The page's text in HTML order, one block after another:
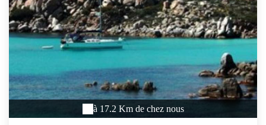
à 17.2 Km de chez nous